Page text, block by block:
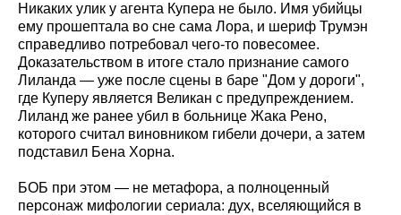
Никаких улик у агента Купера не было. Имя убийцы
ему прошептала во сне сама Лора, и шериф Трумэн
справедливо потребовал чего-то повесомее.
Доказательством в итоге стало признание самого
Лиланда — уже после сцены в баре "Дом у дороги",
где Куперу является Великан с предупреждением.
Лиланд же ранее убил в больнице Жака Рено,
которого считал виновником гибели дочери, а затем
подставил Бена Хорна.
БОБ при этом — не метафора, а полноценный
персонаж мифологии сериала: дух, вселяющийся в